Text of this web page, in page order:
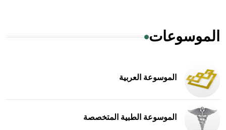
الموسوعات
الموسوعة العربية
الموسوعة الطبية المتخصصة